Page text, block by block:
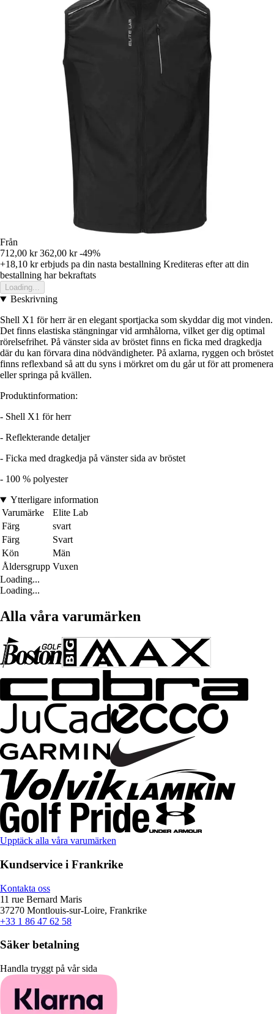
Från
712,00 kr 362,00 kr -49%
+18,10 krerbjuds pa din nasta bestallning Krediteras efter att din
bestallning har bekraftats
Loading...
Beskrivning
Shell X1 för herr är en elegant sportjacka som skyddar dig mot vinden.
Det finns elastiska stängningar vid armhålorna, vilket ger dig optimal
rörelsefrihet. På vänster sida av bröstet finns en ficka med dragkedja
där du kan förvara dina nödvändigheter. På axlarna, ryggen och bröstet
finns reflexband så att du syns i mörkret om du går ut för att promenera
eller springa på kvällen.
Produktinformation:
- Shell X1 för herr
- Reflekterande detaljer
- Ficka med dragkedja på vänster sida av bröstet
- 100 % polyester
Ytterligare information
Varumärke
Elite Lab
Färg
svart
Färg
Svart
Kön
Män
Åldersgrupp Vuxen
Loading...
Loading...
Alla våra varumärken
Upptäck alla våra varumärken
Kundservice i Frankrike
Kontakta oss
11 rue Bernard Maris
37270 Montlouis-sur-Loire, Frankrike
+33 1 86 47 62 58
Säker betalning
Handla tryggt på vår sida